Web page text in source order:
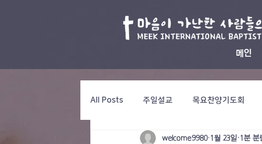
메인
All Posts 주일설교 목요찬양기도회
welcome9980 1월 23일 1분 분